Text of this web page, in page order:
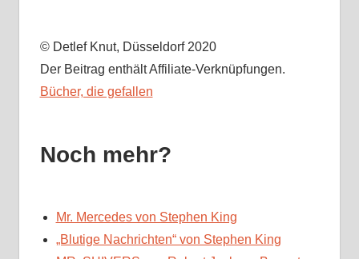
© Detlef Knut, Düsseldorf 2020
Der Beitrag enthält Affiliate-Verknüpfungen.
Bücher, die gefallen
Noch mehr?
Mr. Mercedes von Stephen King
„Blutige Nachrichten“ von Stephen King